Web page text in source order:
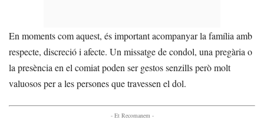
En moments com aquest, és important acompanyar la família amb
respecte, discreció i afecte. Un missatge de condol, una pregària o
la presència en el comiat poden ser gestos senzills però molt
valuosos per a les persones que travessen el dol.
- Et Recomanem -